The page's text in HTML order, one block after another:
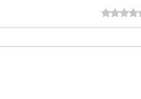
Rated 0